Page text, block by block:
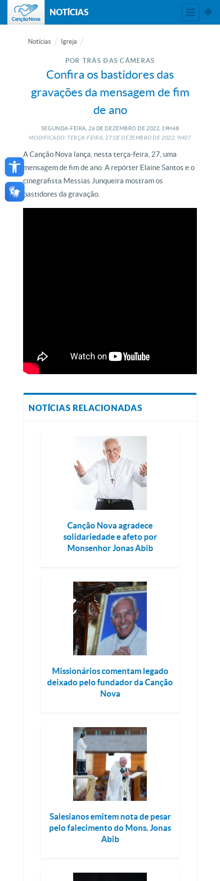
Open toolbar
NOTÍCIAS
Notícias Igreja
POR TRÁS DAS CÂMERAS
Confira os bastidores das
gravações da mensagem de fim
de ano
SEGUNDA-FEIRA, 26 DE DEZEMBRO DE 2022, 19H48
MODIFICADO: TERÇA-FEIRA, 27DEDEZEMBRO DE2022, 9H07
A Canção Nova lança, nesta terça-feira, 27, uma
mensagem de fim de ano. A repórter Elaine Santos e o
cinegrafista Messias Junqueira mostram os
bastidores da gravação.
NOTÍCIAS RELACIONADAS
Canção Nova agradece
solidariedade e afeto por
Monsenhor Jonas Abib
Missionários comentam legado
deixado pelo fundador da Canção
Nova
Salesianos emitem nota de pesar
pelo falecimento do Mons. Jonas
Abib